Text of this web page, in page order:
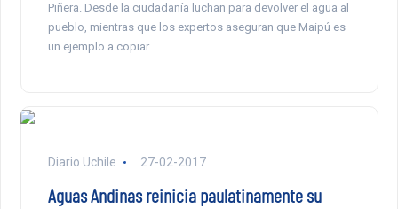
Piñera. Desde la ciudadanía luchan para devolver el agua al
pueblo, mientras que los expertos aseguran que Maipú es
un ejemplo a copiar.
Diario Uchile 27-02-2017
Aguas Andinas reinicia paulatinamente su